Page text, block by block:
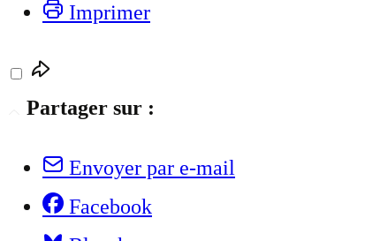
Imprimer
Partager sur :
Envoyer par e-mail
Facebook